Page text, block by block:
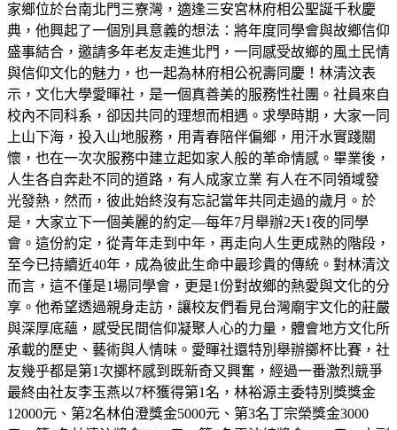
家鄉位於台南北門三寮灣，適逢三安宮林府相公聖誕千秋慶
典，他興起了一個別具意義的想法：將年度同學會與故鄉信仰
盛事結合，邀請多年老友走進北門，一同感受故鄉的風土民情
與信仰文化的魅力，也一起為林府相公祝壽同慶！林清汶表
示，文化大學愛暉社，是一個真善美的服務性社團。社員來自
校內不同科系，卻因共同的理想而相遇。求學時期，大家一同
上山下海，投入山地服務，用青春陪伴偏鄉，用汗水實踐關
懷，也在一次次服務中建立起如家人般的革命情感。畢業後，
人生各自奔赴不同的道路，有人成家立業 有人在不同領域發
光發熱，然而，彼此始終沒有忘記當年共同走過的歲月。於
是，大家立下一個美麗的約定—每年7月舉辦2天1夜的同學
會。這份約定，從青年走到中年，再走向人生更成熟的階段，
至今已持續近40年，成為彼此生命中最珍貴的傳統。對林清汶
而言，這不僅是1場同學會，更是1份對故鄉的熱愛與文化的分
享。他希望透過親身走訪，讓校友們看見台灣廟宇文化的莊嚴
與深厚底蘊，感受民間信仰凝聚人心的力量，體會地方文化所
承載的歷史、藝術與人情味。愛暉社還特別舉辦擲杯比賽，社
友幾乎都是第1次擲杯感到既新奇又興奮，經過一番激烈競爭
最終由社友李玉燕以7杯獲得第1名，林裕源主委特別獎獎金
12000元、第2名林伯澄獎金5000元、第3名丁宗榮獎金3000